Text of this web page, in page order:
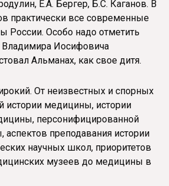
Е.А. Бергер, Б.С. Каганов. В
практически все современные
России. Особо надо отметить
Владимира Иосифовича
Альманах, как свое дитя.
От неизвестных и спорных
истории медицины, истории
персонифицированной
преподавания истории
научных школ, приоритетов
музеев до медицины в